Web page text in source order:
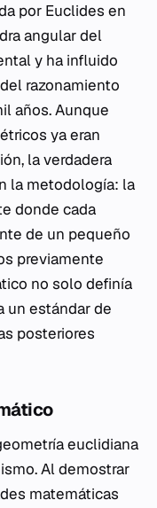
por Euclides en
angular del
y ha influido
razonamiento
años. Aunque
ya eran
la verdadera
la metodología: la
donde cada
de un pequeño
previamente
no solo definía
un estándar de
posteriores
euclidiana
Al demostrar
matemáticas